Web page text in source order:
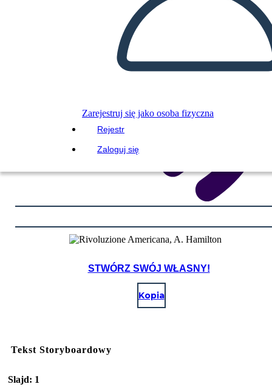
Zarejestruj się jako osoba fizyczna
Rejestr
Zaloguj się
STWÓRZ SWÓJ WŁASNY!
Kopia
Tekst Storyboardowy
Slajd: 1